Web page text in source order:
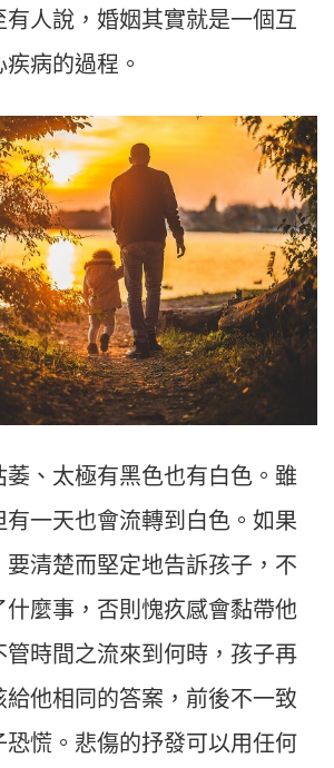
有人說，婚姻其實就是一個互
病的過程。
萎、太極有黑色也有白色。雖
有一天也會流轉到白色。如果
要清楚而堅定地告訴孩子，不
什麼事，否則愧疚感會黏帶他
管時間之流來到何時，孩子再
給他相同的答案，前後不一致
恐慌。悲傷的抒發可以用任何